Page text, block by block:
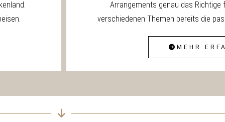
Arrangements genau das Richtige
verschiedenen Themen bereits die
MEHR